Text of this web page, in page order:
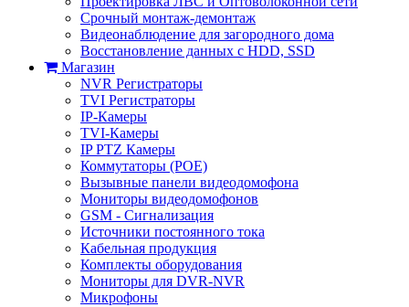
Срочный монтаж-демонтаж
Видеонаблюдение для загородного дома
Восстановление данных с HDD, SSD
Магазин
NVR Регистраторы
TVI Регистраторы
IP-Камеры
TVI-Камеры
IP PTZ Камеры
Коммутаторы (POE)
Вызывные панели видеодомофона
Мониторы видеодомофонов
GSM - Сигнализация
Источники постоянного тока
Кабельная продукция
Комплекты оборудования
Мониторы для DVR-NVR
Микрофоны